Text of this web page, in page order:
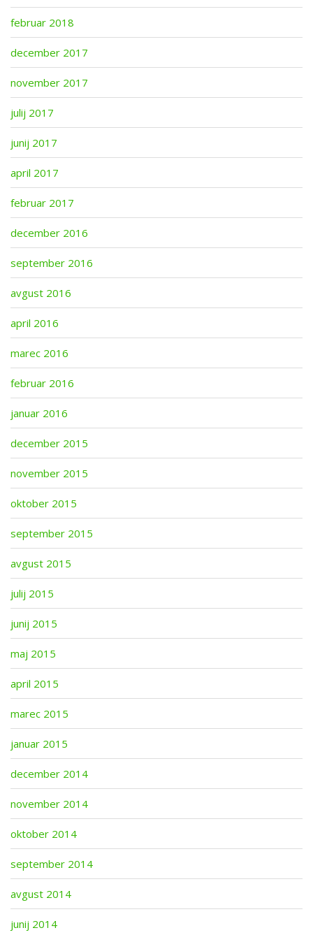
februar 2018
december 2017
november 2017
julij 2017
junij 2017
april 2017
februar 2017
december 2016
september 2016
avgust 2016
april 2016
marec 2016
februar 2016
januar 2016
december 2015
november 2015
oktober 2015
september 2015
avgust 2015
julij 2015
junij 2015
maj 2015
april 2015
marec 2015
januar 2015
december 2014
november 2014
oktober 2014
september 2014
avgust 2014
junij 2014